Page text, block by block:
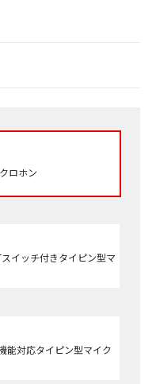
ロホン
イッチ付きタイピン型マ
能対応タイピン型マイク